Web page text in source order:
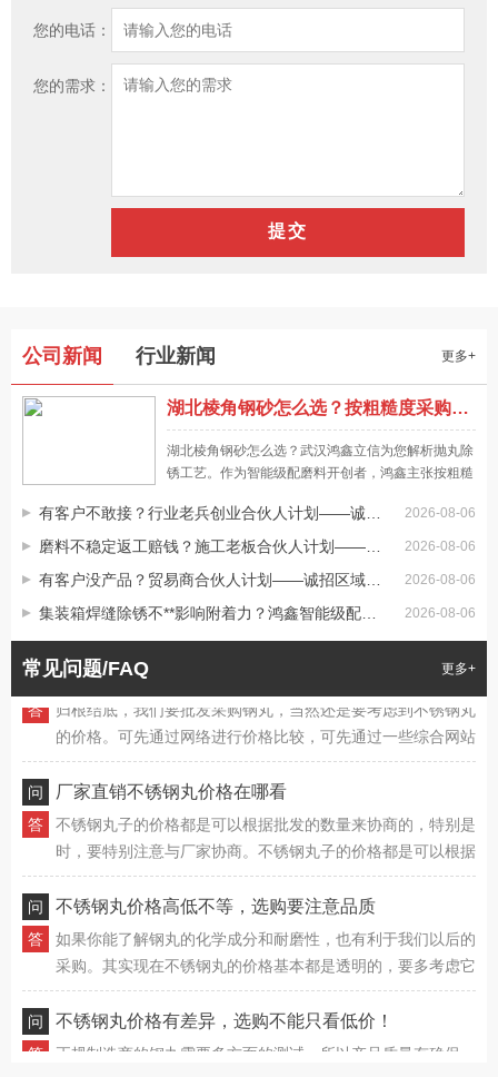
您的电话：
您的需求：
公司新闻 更多+
行业新闻
湖北棱角钢砂怎么选？按粗糙度采购抛丸磨料才靠谱，一文讲清
湖北棱角钢砂怎么选？武汉鸿鑫立信为您解析抛丸除
锈工艺。作为智能级配磨料开创者，鸿鑫主张按粗糙
降本增效，全国28个仓储基地72小时送达。2026-08-06
有客户不敢接？行业老兵创业合伙人计划——诚招创业合伙人
2026-08-06
磨料不稳定返工赔钱？施工老板合伙人计划——诚招工程合伙人
2026-08-06
有客户没产品？贸易商合伙人计划——诚招区域代理
2026-08-06
集装箱焊缝除锈不**影响附着力？鸿鑫智能级配钢丸精准控粗糙度
常见问题/FAQ 更多+
尽管许多厂家都能生产加工钢丸，但其质量究竟如何，生产能
力是否有确保，还是要看不锈钢丸厂家的资质状况。可先通过
不同的钢丸，其质量如何，不锈钢丸生产厂家能否提供长期供
应商我是不容忽视的。
即使我们购买同类型的钢丸，由于我们选择合作的不锈钢丸批
异，同样会影响产品的报价。批发价还是受产品质量方面的影
响，如果批发价质量较好，又是正规厂家生产的产品，那么其
成本价格基本都是比较透明的，所以不可能出现超低价出售的
情况。
网络进行不锈钢丸批发要注意什么
通过互联网批发不锈钢丸有更多的选择，许多制造商也通过互
在不锈钢丸批发完成后，我们不必担心其它方面的问题，当然
还是要特别注意到到货清点，货物数量要有确保，同样的质量
抽查也不能有问题。
不锈钢丸批发需要注意产品密度
同样都是批发不锈钢丸，所以一定要考虑性价比。密度影响耐
磨性。尽管钢丸本身就是磨料，但我们当然还是要特别注意它
钢丸能为我们提供耐磨、质量有确保的不锈钢丸，其质量有确
也能延长其使用寿命。
网络批发采购不锈钢丸价格要多少钱
归根结底，我们要批发采购钢丸，当然还是要考虑到不锈钢丸
的价格。可先通过网络进行价格比较，可先通过一些综合网站
进行不锈钢丸价格确认，同规格、同质量的钢丸市场价格差异
格。
时，要特别注意与厂家协商。不锈钢丸子的价格都是可以根据
批发的数量来协商的，特别是时，要特别注意与厂家协商。不
时，要特别注意与厂家协商。
采购。其实现在不锈钢丸的价格基本都是透明的，要多考虑它
的具体质量，再比较价格。其实现在不锈钢丸的价格基本都是